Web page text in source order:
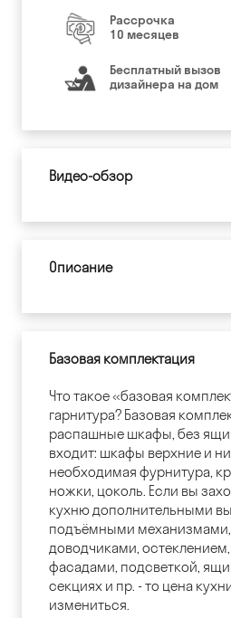
Рассрочка
10 месяцев
Бесплатный вызов
дизайнера на дом
Видео-обзор
Описание
Базовая комплектация
Что такое «базовая
гарнитура? Базовая
распашные шкафы, без
входит: шкафы верхние и
необходимая фурнитура,
ножки, цоколь. Если вы
кухню дополнительными
подъёмными
доводчиками,
фасадами, подсветкой,
секциях и пр. - то цена
измениться.